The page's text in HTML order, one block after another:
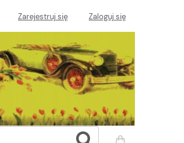
Zarejestruj się Zaloguj się